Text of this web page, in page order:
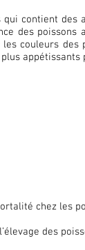
contient des
des poissons
couleurs des
appétissants
chez les
des